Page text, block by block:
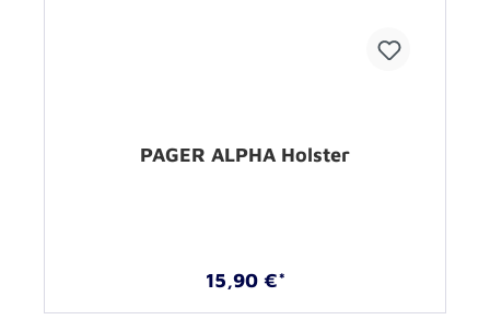
PAGER ALPHA Holster
15,90 €*